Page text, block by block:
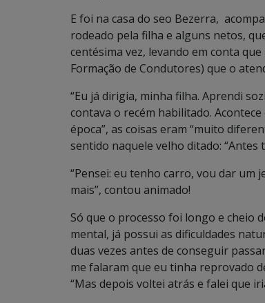
E foi na casa do seo Bezerra,
rodeado pela filha e alguns netos,
centésima vez, levando em conta
Formação de Condutores) que o
“Eu já dirigia, minha filha. Aprendi
contava o recém habilitado.
época”, as coisas eram “muito
sentido naquele velho ditado: “Antes
“Pensei: eu tenho carro, vou dar um
mais”, contou animado!
Só que o processo foi longo e cheio
mental, já possui as dificuldades
duas vezes antes de conseguir
me falaram que eu tinha reprovado
“Mas depois voltei atrás e falei que